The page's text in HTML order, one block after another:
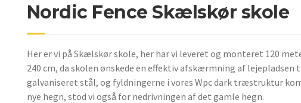
Nordic Fence Skælskør skole
Her er vi på Skælskør skole, her har vi leveret og monteret 120
240 cm, da skolen ønskede en effektiv afskærmning af
galvaniseret stål, og fyldningerne i vores Wpc dark træstruktur
nye hegn, stod vi også for nedrivningen af det gamle hegn.